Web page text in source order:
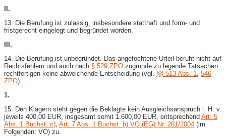
II.
13. Die Berufung ist zulässig, insbesondere statthaft und form- und
fristgerecht eingelegt und begründet worden.
III.
14. Die Berufung ist unbegründet. Das angefochtene Urteil beruht nicht auf
Rechtsfehlern und auch nach § 529 ZPO zugrunde zu legende Tatsachen
rechtfertigen keine abweichende Entscheidung (vgl. §§ 513 Abs. 1
546
ZPO).
1.
15. Den Klägern steht gegen die Beklagte kein Ausgleichsanspruch i. H. v.
jeweils 400,00 EUR, insgesamt somit 1.600,00 EUR, entsprechend Art. 5
Abs. 1 Buchst. c) Art. 7 Abs. 1 Buchst. b) VO (EG) Nr. 261/2004 (im
Folgenden: VO) zu.